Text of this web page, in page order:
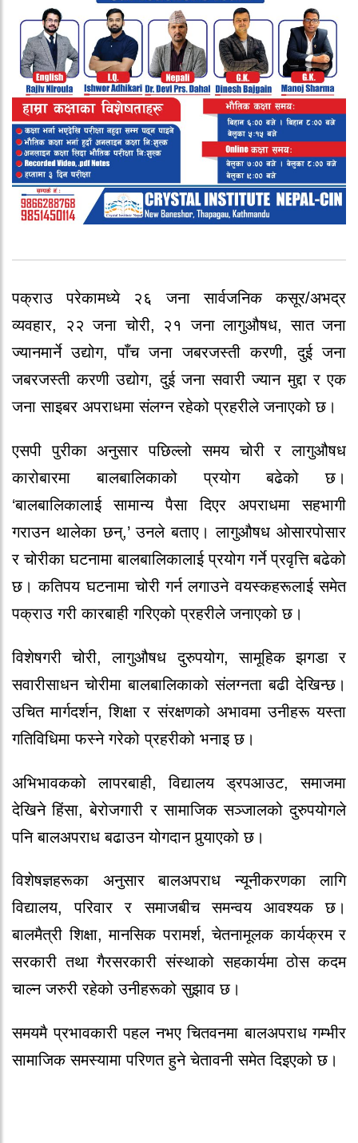
पक्राउ परेकामध्ये २६ जना सार्वजनिक कसूर/अभद्र
व्यवहार, २२ जना चोरी, २१ जना लागुऔषध, सात जना
ज्यानमार्ने उद्योग, पाँच जना जबरजस्ती करणी, दुई जना
जबरजस्ती करणी उद्योग, दुई जना सवारी ज्यान मुद्दा र एक
जना साइबर अपराधमा संलग्न रहेको प्रहरीले जनाएको छ।
एसपी पुरीका अनुसार पछिल्लो समय चोरी र लागुऔषध
कारोबारमा बालबालिकाको प्रयोग बढेको छ।
‘बालबालिकालाई सामान्य पैसा दिएर अपराधमा सहभागी
गराउन थालेका छन्,’ उनले बताए। लागुऔषध ओसारपोसार
र चोरीका घटनामा बालबालिकालाई प्रयोग गर्ने प्रवृत्ति बढेको
छ। कतिपय घटनामा चोरी गर्न लगाउने वयस्कहरूलाई समेत
पक्राउ गरी कारबाही गरिएको प्रहरीले जनाएको छ।
विशेषगरी चोरी, लागुऔषध दुरुपयोग, सामूहिक झगडा र
सवारीसाधन चोरीमा बालबालिकाको संलग्नता बढी देखिन्छ।
उचित मार्गदर्शन, शिक्षा र संरक्षणको अभावमा उनीहरू यस्ता
गतिविधिमा फस्ने गरेको प्रहरीको भनाइ छ।
अभिभावकको लापरबाही, विद्यालय ड्रपआउट, समाजमा
देखिने हिंसा, बेरोजगारी र सामाजिक सञ्जालको दुरुपयोगले
पनि बालअपराध बढाउन योगदान पुर्‍याएको छ।
विशेषज्ञहरूका अनुसार बालअपराध न्यूनीकरणका लागि
विद्यालय, परिवार र समाजबीच समन्वय आवश्यक छ।
बालमैत्री शिक्षा, मानसिक परामर्श, चेतनामूलक कार्यक्रम र
सरकारी तथा गैरसरकारी संस्थाको सहकार्यमा ठोस कदम
चाल्न जरुरी रहेको उनीहरूको सुझाव छ।
समयमै प्रभावकारी पहल नभए चितवनमा बालअपराध गम्भीर
सामाजिक समस्यामा परिणत हुने चेतावनी समेत दिइएको छ।